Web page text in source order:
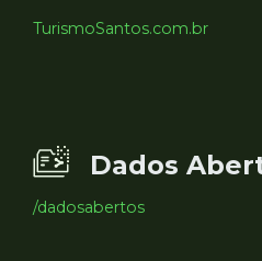
TurismoSantos.com.br
Dados
/dadosabertos